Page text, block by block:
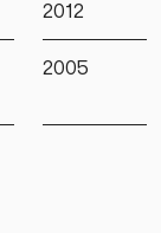
2012
2005